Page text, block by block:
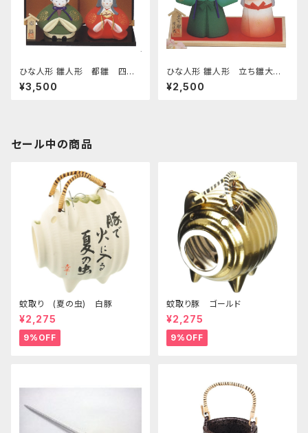
ひな人形 雛人形 都雛 四日
市萬古焼
¥3,500
ひな人形 雛人形 立ち雛大
四日市萬古焼
¥2,500
セール中の商品
蚊取り (夏の虫) 白豚
¥2,275
9%OFF
蚊取り豚 ゴールド
¥2,275
9%OFF